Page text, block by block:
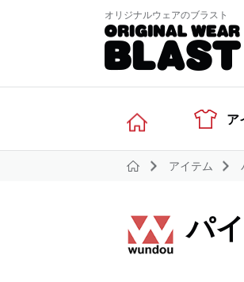
オリジナルウェアのブラスト
ア
アイテム
パ